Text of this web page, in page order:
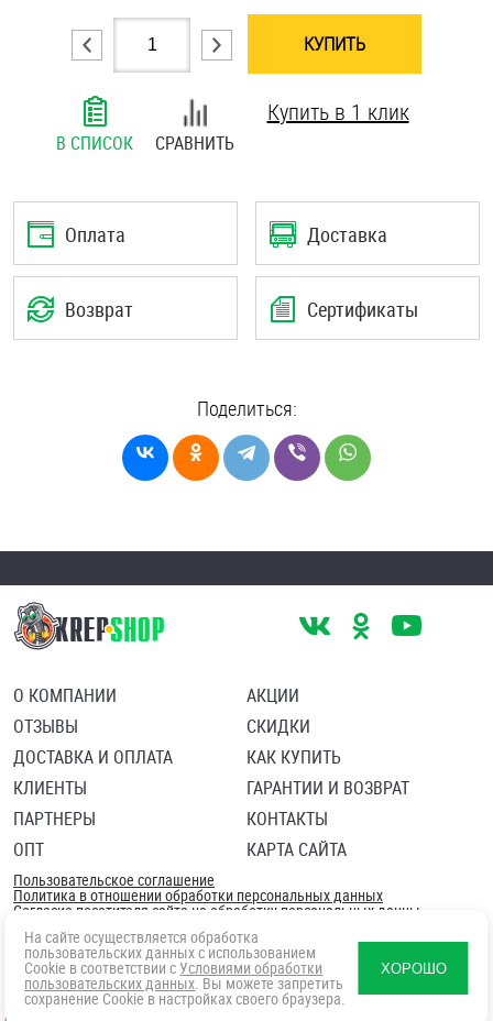
Шпильки
Шплинты
Штифты и пальцы
КУПИТЬ
В СПИСОК СРАВНИТЬ
Купить в 1 клик
Оплата Доставка
Возврат Сертификаты
Поделиться:
О КОМПАНИИ
ОТЗЫВЫ
ДОСТАВКА И ОПЛАТА
КЛИЕНТЫ
ПАРТНЕРЫ
ОПТ
АКЦИИ
СКИДКИ
КАК КУПИТЬ
ГАРАНТИИ И ВОЗВРАТ
КОНТАКТЫ
КАРТА САЙТА
Пользовательское соглашение
Политика в отношении обработки персональных данных
Согласие посетителя сайта на обработку персональных данны
На сайте осуществляется обработка
пользовательских данных с использованием
Cookie в соответствии с Условиями обработки
пользовательских данных. Вы можете запретить
сохранение Cookie в настройках своего браузера.
ХОРОШО